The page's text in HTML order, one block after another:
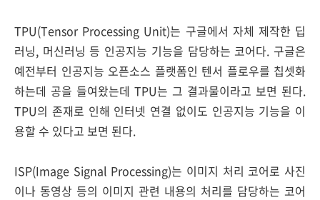
TPU(Tensor Processing Unit)는 구글에서 자체 제작한 딥
러닝, 머신러닝 등 인공지능 기능을 담당하는 코어다. 구글은
예전부터 인공지능 오픈소스 플랫폼인 텐서 플로우를 칩셋화
하는데 공을 들여왔는데 TPU는 그 결과물이라고 보면 된다.
TPU의 존재로 인해 인터넷 연결 없이도 인공지능 기능을 이
용할 수 있다고 보면 된다.
ISP(Image Signal Processing)는 이미지 처리 코어로 사진
이나 동영상 등의 이미지 관련 내용의 처리를 담당하는 코어